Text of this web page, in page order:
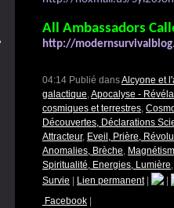
All Ambassadors
http://
04:14 Publié dansAlcyone et
galactique,Apocalyse -
cosmiques et terrestres,
Découvertes, Déclarations
Attracteur, Eveil, Prière,
Anomalies, Brèche,
Spiritualité, Energies, Lumière
Survie
Lien permanent|
Facebook